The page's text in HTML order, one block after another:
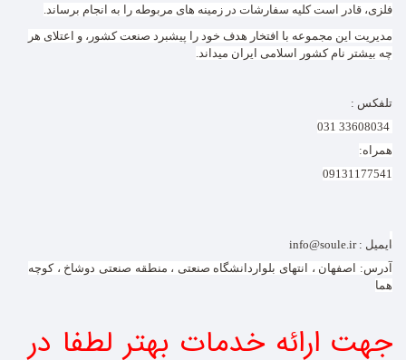
فلزی، قادر است کلیه سفارشات در زمینه های مربوطه را به انجام برساند.
مدیریت این مجموعه با افتخار هدف خود را پیشبرد صنعت کشور، و اعتلای هر
چه بیشتر نام کشور اسلامی ایران میداند.
تلفکس :
همراه:
09131177541
ایمیل : info@soule.ir
آدرس: اصفهان ، انتهای بلواردانشگاه صنعتی ، منطقه صنعتی دوشاخ ، کوچه
هما
جهت ارائه خدمات بهتر لطفا در